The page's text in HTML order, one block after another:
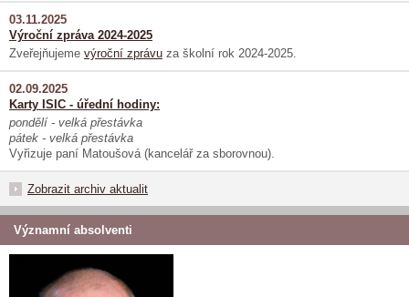
03.11.2025
Výroční zpráva 2024-2025
Zveřejňujeme výroční zprávu za školní rok 2024-2025.
02.09.2025
Karty ISIC - úřední hodiny:
pondělí - velká přestávka
pátek - velká přestávka
Vyřizuje paní Matoušová (kancelář za sborovnou).
Zobrazit archiv aktualit
Významní absolventi